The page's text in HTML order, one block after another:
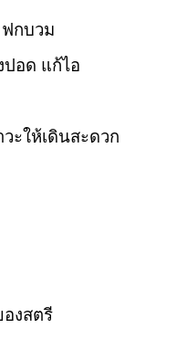
กบวม
ปอด แก้ไอ
ะให้เดินสะดวก
งสตรี